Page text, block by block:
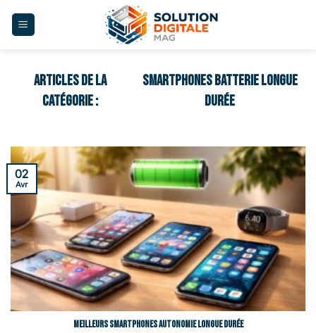
SMARTPHONES BATTERIE LONGUE
DURÉE
Meilleurs smartphones autonomie longue durée
02
Avr